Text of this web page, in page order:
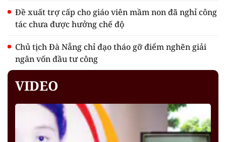
Đề xuất trợ cấp cho giáo viên mầm non đã nghỉ công
tác chưa được hưởng chế độ
Chủ tịch Đà Nẵng chỉ đạo tháo gỡ điểm nghẽn giải
ngân vốn đầu tư công
VIDEO